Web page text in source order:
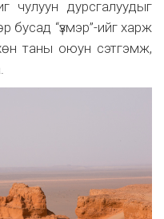
дурсгалуудыг
“үзмэр”-ийг харж
таны оюун сэтгэмж,